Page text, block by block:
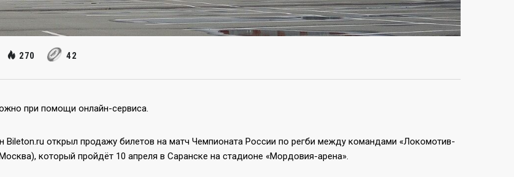
270 42
при помощи онлайн-сервиса.
Bileton.ru открыл продажу билетов на матч Чемпионата России по регби между командами «Локомотив-
который пройдёт 10 апреля в Саранске на стадионе «Мордовия-арена».